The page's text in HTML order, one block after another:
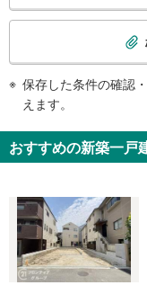
その他
・点字案内（案内板・運賃
検
知
を
け
取
る
・
条
保存した条件の確認
えます。
おすすめの新築一戸